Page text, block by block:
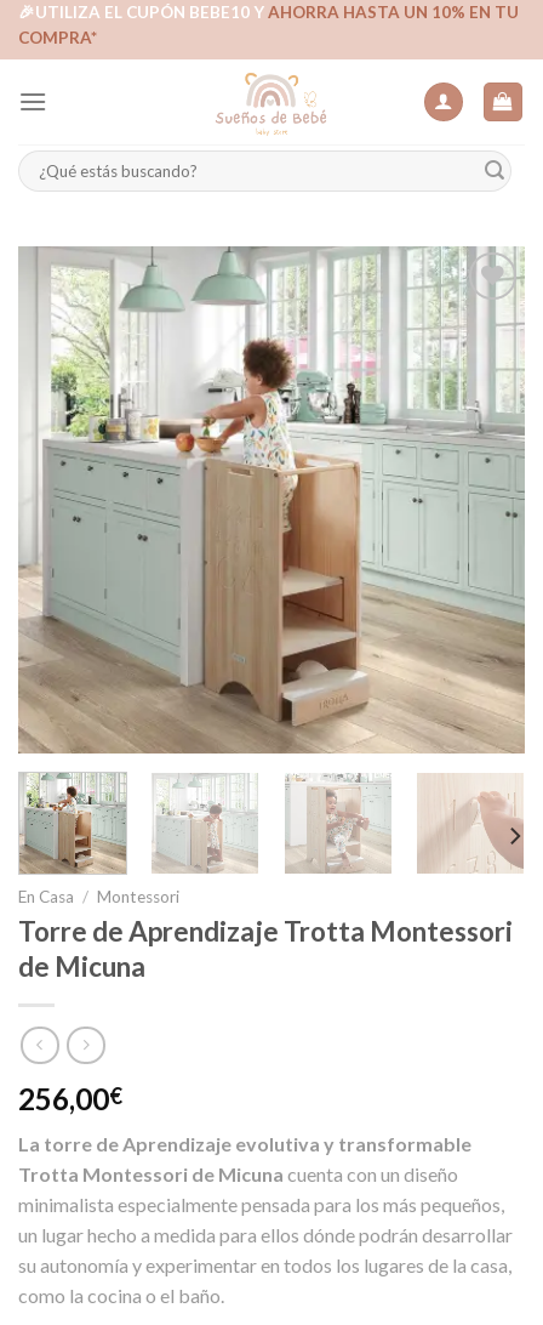
Skip🎉UTILIZA EL CUPÓN BEBE10 YAHORRA HASTA UN 10% EN TU
COMPRA*
Buscar
por:
Añadir
lista de
deseos
En Casa / Montessori
Torre de Aprendizaje Trotta Montessori
de Micuna
256,00€
La torre de Aprendizaje evolutiva y transformable
Trotta Montessori de Micuna cuenta con un diseño
minimalista especialmente pensada para los más pequeños,
un lugar hecho a medida para ellos dónde podrán desarrollar
su autonomía y experimentar en todos los lugares de la casa,
como la cocina o el baño.